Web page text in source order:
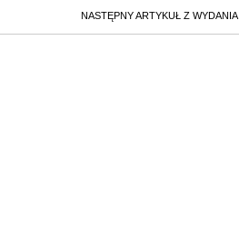
NASTĘPNY ARTYKUŁ Z WYDANIA